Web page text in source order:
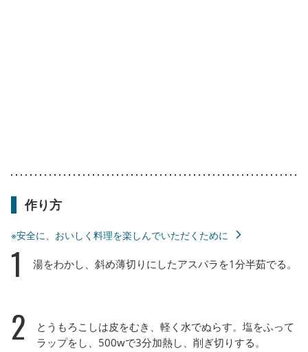
作り方
※安全に、おいしく料理を楽しんでいただくために
1 湯をわかし、斜め薄切りにしたアスパラを1分半茹でる。
2
とうもろこしは皮をむき、軽く水でぬらす。塩をふって
ラップをし、500wで3分加熱し、削ぎ切りする。